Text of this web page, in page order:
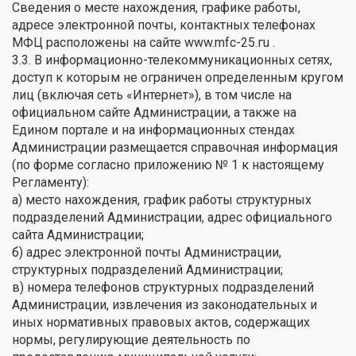
Сведения о месте нахождения, графике работы,
адресе электронной почты, контактных телефонах
МФЦ расположены на сайте www.mfc-25.гu .
3.3. В информационно-телекоммуникационных сетях,
доступ к которым не ограничен определенным кругом
лиц (включая сеть «Интернет»), в том числе на
официальном сайте Администрации, а также на
Едином портале и на информационных стендах
Администрации размещается справочная информация
(по форме согласно приложению № 1 к настоящему
Регламенту):
а) место нахождения, график работы структурных
подразделений Администрации, адрес официального
сайта Администрации;
б) адрес электронной почты Администрации,
структурных подразделений Администрации;
в) номера телефонов структурных подразделений
Администрации, извлечения из законодательных и
иных нормативных правовых актов, содержащих
нормы, регулирующие деятельность по